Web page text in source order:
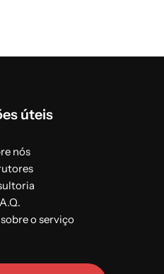
úteis
nós
o serviço